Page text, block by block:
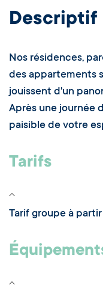
Descriptif
Nos résidences,
des appartements
jouissent d'un
Après une journée
paisible de votre
Tarifs
Tarif groupe à